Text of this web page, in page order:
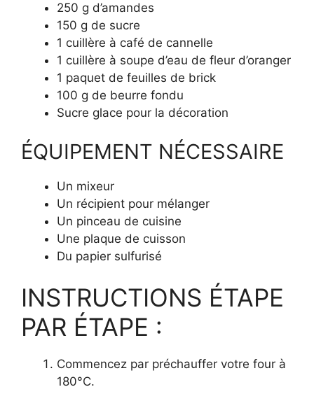
250 g d’amandes
150 g de sucre
1 cuillère à café de cannelle
1 cuillère à soupe d’eau de fleur d’oranger
1 paquet de feuilles de brick
100 g de beurre fondu
Sucre glace pour la décoration
ÉQUIPEMENT NÉCESSAIRE
Un mixeur
Un récipient pour mélanger
Un pinceau de cuisine
Une plaque de cuisson
Du papier sulfurisé
INSTRUCTIONS ÉTAPE
PAR ÉTAPE :
Commencez par préchauffer votre four à
180°C.